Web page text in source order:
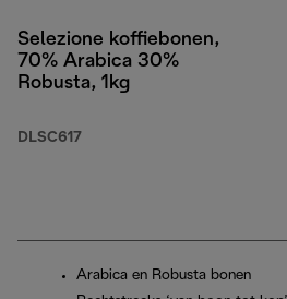
Selezione koffiebonen,
70% Arabica 30%
Robusta, 1kg
DLSC617
Arabica en Robusta bonen